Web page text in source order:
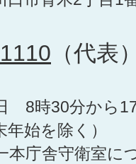
（代表
8時30分から
年始を除く）
本庁舎守衛室に